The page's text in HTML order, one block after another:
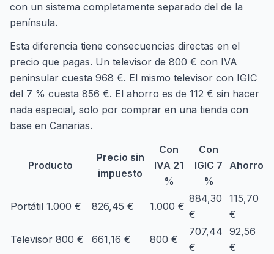
con un sistema completamente separado del de la
península.
Esta diferencia tiene consecuencias directas en el
precio que pagas. Un televisor de 800 € con IVA
peninsular cuesta 968 €. El mismo televisor con IGIC
del 7 % cuesta 856 €. El ahorro es de 112 € sin hacer
nada especial, solo por comprar en una tienda con
base en Canarias.
Producto
Precio sin
impuesto
Con
IVA 21
%
Con
IGIC 7
%
Ahorro
Portátil 1.000 € 826,45 € 1.000 €
884,30
€
115,70
€
Televisor 800 € 661,16 € 800 €
707,44
€
92,56
€